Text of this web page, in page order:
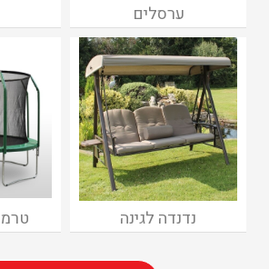
ערסלים
נדנדה לגינה